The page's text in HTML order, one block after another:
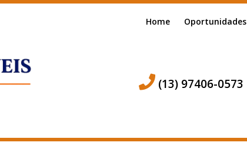
Home Oportunidades
(13) 97406-0573